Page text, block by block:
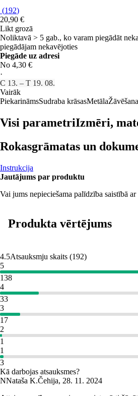
(192)
20,90 €
Likt grozā
Noliktavā > 5 gab., ko varam piegādāt
piegādājam nekavējoties
Piegāde uz adresi
No 4,30 €
·
C 13. – T 19. 08.
Vairāk
PiekarināmsSudraba krāsasMetāla
Visi parametriIzmēri,
Rokasgrāmatas un
Instrukcija
Jautājums par produktu
Vai jums nepieciešama palīdzība saistībā
Produkta vērtējums
4.5Atsauksmju skaits (192)
5
138
4
33
3
17
2
1
1
3
Kā darbojas atsauksmes?
NNataša K.Čehija, 28. 11. 2024